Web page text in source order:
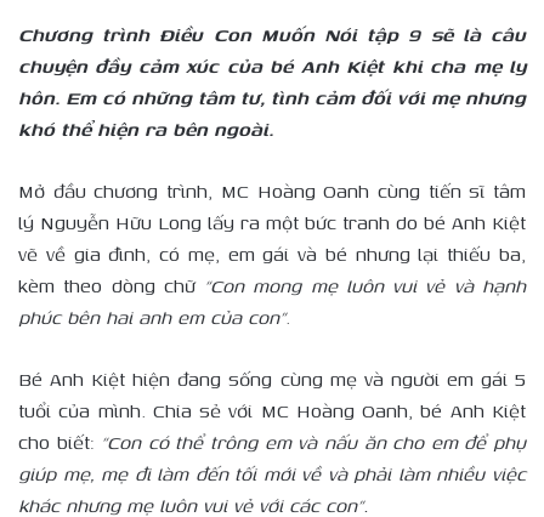
Chương trình Điều Con Muốn Nói tập 9 sẽ là câu
chuyện đầy cảm xúc của bé Anh Kiệt khi cha mẹ ly
hôn. Em có những tâm tư, tình cảm đối với mẹ nhưng
khó thể hiện ra bên ngoài.
Mở đầu chương trình, MC Hoàng Oanh cùng tiến sĩ tâm
lý Nguyễn Hữu Long lấy ra một bức tranh do bé Anh Kiệt
vẽ về gia đình, có mẹ, em gái và bé nhưng lại thiếu ba,
kèm theo dòng chữ “Con mong mẹ luôn vui vẻ và hạnh
phúc bên hai anh em của con”.
Bé Anh Kiệt hiện đang sống cùng mẹ và người em gái 5
tuổi của mình. Chia sẻ với MC Hoàng Oanh, bé Anh Kiệt
cho biết: “Con có thể trông em và nấu ăn cho em để phụ
giúp mẹ, mẹ đi làm đến tối mới về và phải làm nhiều việc
khác nhưng mẹ luôn vui vẻ với các con”.